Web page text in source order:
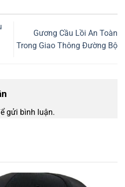
Gương Cầu Lồi An Toàn
Trong Giao Thông Đường Bộ
gửi bình luận.